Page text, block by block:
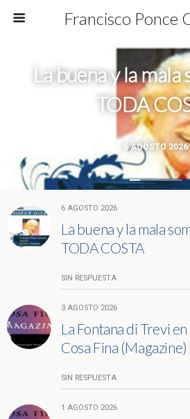
Francisco Ponce
6 AGOSTO 2026
La buena y la mala
TODA
6 AGOSTO 2026
La buena y la mala
TODA COSTA
SIN RESPUESTA
3 AGOSTO 2026
La Fontana di Trevi
Cosa Fina (Magazine)
SIN RESPUESTA
1 AGOSTO 2026